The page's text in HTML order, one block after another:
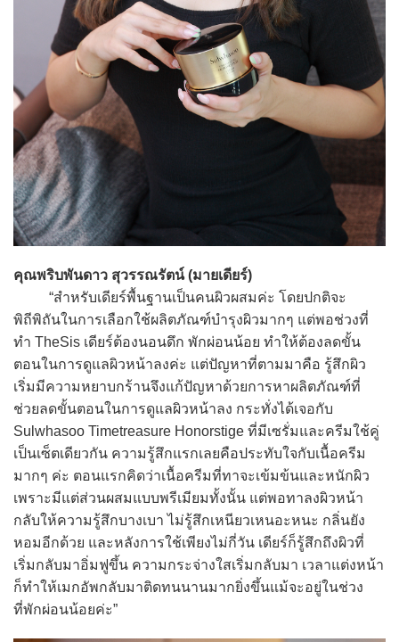
คุณพริบพันดาว สุวรรณรัตน์ (มายเดียร์)
“สำหรับเดียร์พื้นฐานเป็นคนผิวผสมค่ะ โดยปกติจะ
พิถีพิถันในการเลือกใช้ผลิตภัณฑ์บำรุงผิวมากๆ แต่พอช่วงที่
ทำ TheSis เดียร์ต้องนอนดึก พักผ่อนน้อย ทำให้ต้องลดขั้น
ตอนในการดูแลผิวหน้าลงค่ะ แต่ปัญหาที่ตามมาคือ รู้สึกผิว
เริ่มมีความหยาบกร้านจึงแก้ปัญหาด้วยการหาผลิตภัณฑ์ที่
ช่วยลดขั้นตอนในการดูแลผิวหน้าลง กระทั่งได้เจอกับ
Sulwhasoo Timetreasure Honorstige ที่มีเซรั่มและครีมใช้คู่
เป็นเซ็ตเดียวกัน ความรู้สึกแรกเลยคือประทับใจกับเนื้อครีม
มากๆ ค่ะ ตอนแรกคิดว่าเนื้อครีมที่ทาจะเข้มข้นและหนักผิว
เพราะมีแต่ส่วนผสมแบบพรีเมียมทั้งนั้น แต่พอทาลงผิวหน้า
กลับให้ความรู้สึกบางเบา ไม่รู้สึกเหนียวเหนอะหนะ กลิ่นยัง
หอมอีกด้วย และหลังการใช้เพียงไม่กี่วัน เดียร์ก็รู้สึกถึงผิวที่
เริ่มกลับมาอิ่มฟูขึ้น ความกระจ่างใสเริ่มกลับมา เวลาแต่งหน้า
ก็ทำให้เมกอัพกลับมาติดทนนานมากยิ่งขึ้นแม้จะอยู่ในช่วง
ที่พักผ่อนน้อยค่ะ”